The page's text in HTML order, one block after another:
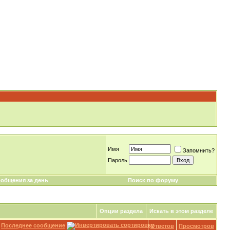
Имя
Запомнить?
Пароль
за день Поиск по форуму
Опции раздела Искать в этом разделе
Последнее сообщение Ответов Просмотров